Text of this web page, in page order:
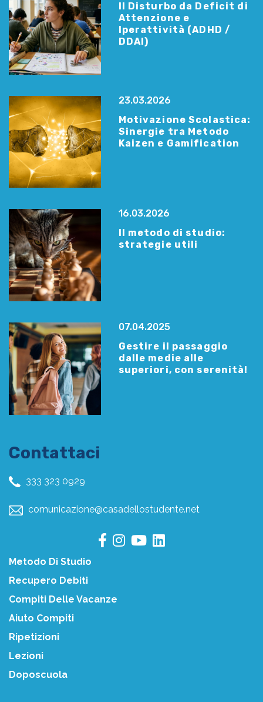
Il Disturbo da Deficit di
Attenzione e
Iperattività (ADHD /
DDAI)
23.03.2026
Motivazione Scolastica:
Sinergie tra Metodo
Kaizen e Gamification
16.03.2026
Il metodo di studio:
strategie utili
07.04.2025
Gestire il passaggio
dalle medie alle
superiori, con serenità!
Contattaci
333 323 0929
comunicazione@casadellostudente.net
Metodo Di Studio
Recupero Debiti
Compiti Delle Vacanze
Aiuto Compiti
Ripetizioni
Lezioni
Doposcuola